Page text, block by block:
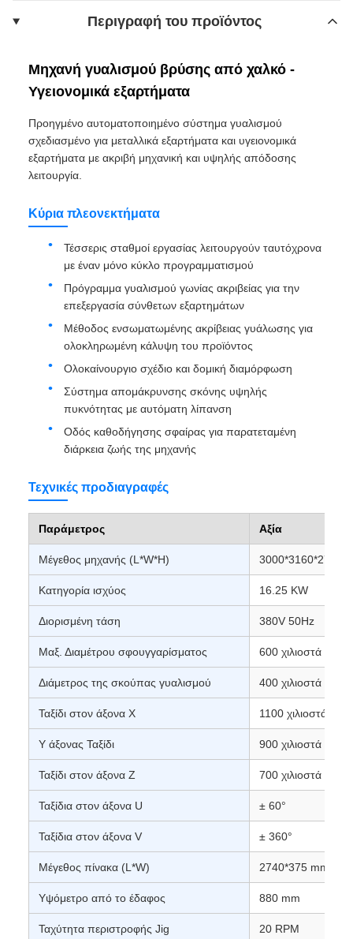
Περιγραφή του προϊόντος
Μηχανή γυαλισμού βρύσης από χαλκό -
Υγειονομικά εξαρτήματα
Προηγμένο αυτοματοποιημένο σύστημα γυαλισμού
σχεδιασμένο για μεταλλικά εξαρτήματα και υγειονομικά
εξαρτήματα με ακριβή μηχανική και υψηλής απόδοσης
λειτουργία.
Κύρια πλεονεκτήματα
Τέσσερις σταθμοί εργασίας λειτουργούν ταυτόχρονα
με έναν μόνο κύκλο προγραμματισμού
Πρόγραμμα γυαλισμού γωνίας ακριβείας για την
επεξεργασία σύνθετων εξαρτημάτων
Μέθοδος ενσωματωμένης ακρίβειας γυάλωσης για
ολοκληρωμένη κάλυψη του προϊόντος
Ολοκαίνουργιο σχέδιο και δομική διαμόρφωση
Σύστημα απομάκρυνσης σκόνης υψηλής
πυκνότητας με αυτόματη λίπανση
Οδός καθοδήγησης σφαίρας για παρατεταμένη
διάρκεια ζωής της μηχανής
Τεχνικές προδιαγραφές
Παράμετρος Αξία
Μέγεθος μηχανής (L*W*H) 3000*3160*2772
Κατηγορία ισχύος 16.25 KW
Διορισμένη τάση 380V 50Hz
Μαξ. Διαμέτρου σφουγγαρίσματος 600 χιλιοστά
Διάμετρος της σκούπας γυαλισμού 400 χιλιοστά
Ταξίδι στον άξονα Χ 1100 χιλιοστά
Υ άξονας Ταξίδι 900 χιλιοστά
Ταξίδι στον άξονα Ζ 700 χιλιοστά
Ταξίδια στον άξονα U ± 60°
Ταξίδια στον άξονα V ± 360°
Μέγεθος πίνακα (L*W) 2740*375 mm
Υψόμετρο από το έδαφος 880 mm
Ταχύτητα περιστροφής Jig 20 RPM